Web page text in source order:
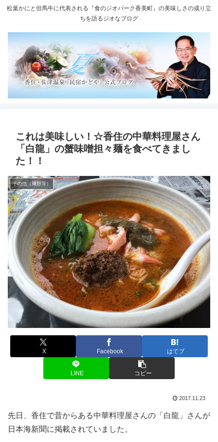
松葉かにと但馬牛に代表される『食のジオパーク香美町』の美味しさの成り立
ちを語るジオなブログ
これは美味しい！☆香住の中華料理屋さん
「白龍」の蟹味噌担々麺を食べてきまし
た！！
その他（麺類等）
X Facebook はてブ
LINE コピー
2017.11.23
先日、香住で昔からある中華料理屋さんの「白龍」さんが
日本海新聞に掲載されていました。